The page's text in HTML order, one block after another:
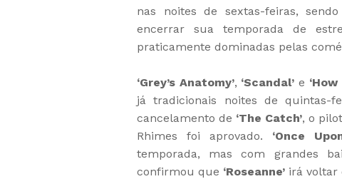
nas noites de sextas-feiras,
encerrar sua temporada de
praticamente dominadas pelas
‘Grey’s Anatomy’, ‘Scandal’ e
já tradicionais noites de quintas-
cancelamento de ‘The Catch’, o
Rhimes foi aprovado. ‘Once
temporada, mas com grandes
confirmou que ‘Roseanne’ irá voltar